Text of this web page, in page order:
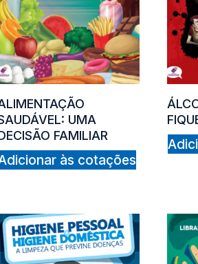
UMA
FAMILIAR
às cotações